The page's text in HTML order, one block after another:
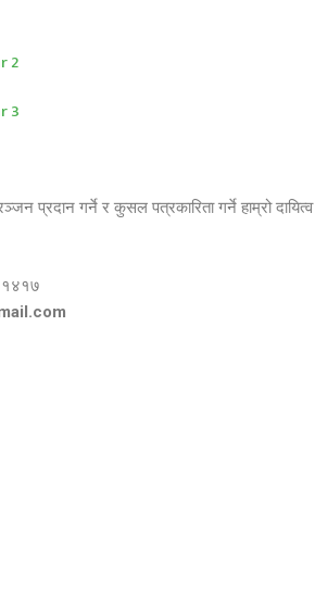
प्रदान गर्ने र कुसल पत्रकारिता गर्ने हाम्रो दायित्व